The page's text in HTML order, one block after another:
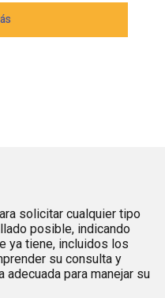
solicitar cualquier tipo
posible, indicando
ya tiene, incluidos los
su consulta y
adecuada para manejar su